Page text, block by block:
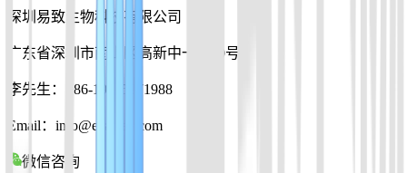
深圳易致生物科技有限公司
广东省深圳市南山区高新中一道10号
李先生：+86-19925271988
Email：info@ezassay.com
微信咨询